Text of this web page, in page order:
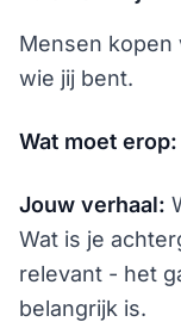
Mensen kopen
wie jij bent.
Wat moet erop:
Jouw verhaal:
Wat is je
relevant - het
belangrijk is.